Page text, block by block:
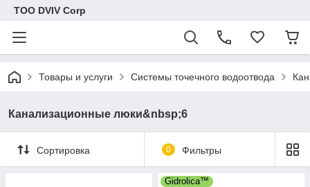
ТОО DVIV Corp
Товары и услуги Системы точечного водоотвода
Канализационные люки&nbsp;6
Сортировка 0 Фильтры
Gidrolica™